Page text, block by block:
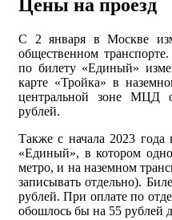
Цены на проезд
С 2 января в Москве
общественном
по билету «Единый»
карте «Тройка» в
центральной зоне МЦД
рублей.
Также с начала 2023 года
«Единый», в котором
метро, и на наземном
записывать отдельно).
рублей. При оплате по
обошлось бы на 55 рублей